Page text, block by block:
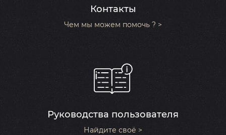
Контакты
Чем мы можем помочь ? >
Руководства пользователя
Найдите своё >